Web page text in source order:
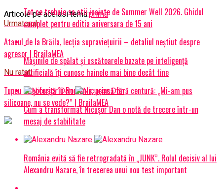
Articole pe aceiasi tema:prima
Urmatorul
Atacul de la Brăila, lecţia supravieţuirii – detaliul neştiut despre
agresor | BrailaMEA
Nu ratati
Tupeu de şoferiţă în România, prinsă fără centură: „Mi-am pus
silicoane, nu se vede?” | BrailaMEA
Tot ce trebuie sa stii inainte de Summer Well 2026. Ghidul
complet pentru editia aniversara de 15 ani
Mașinile de spălat și uscătoarele bazate pe inteligență
artificială îți cunosc hainele mai bine decât tine
Cum a transformat Nicușor Dan o notă de trecere într-un
mesaj de stabilitate
România evită să fie retrogradată în „JUNK”. Rolul decisiv al lui
Alexandru Nazare, în trecerea unui nou test important